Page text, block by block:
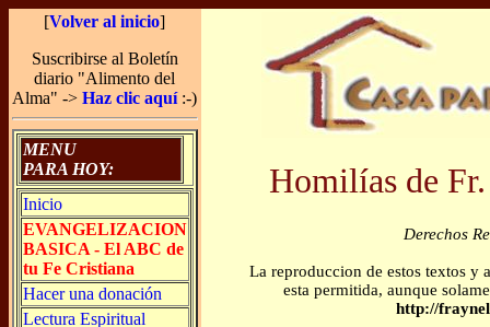
[Volver al inicio]
Suscribirse al Boletín
diario "Alimento del
Alma" ->Haz clic aquí:-)
MENU
PARA HOY:
Inicio
EVANGELIZACION
BASICA - El ABC de
tu Fe Cristiana
Hacer una donación
Lectura Espiritual
Homilías de
Derechos
La reproduccion de estos textos y
esta permitida, aunque
http://